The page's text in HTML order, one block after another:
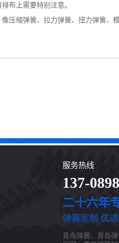
布上需要特别注意。
压缩弹簧、拉力弹簧、扭力弹簧、
服务热线
137-
二十六年
弹簧定制 优
青岛弹簧、青岛